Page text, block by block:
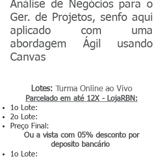
Análise de Negócios para o
Ger. de Projetos, senfo aqui
aplicado com uma
abordagem Ágil usando
Canvas
Lotes: Turma Online ao Vivo
Parcelado em até 12X - LojaRBN:
1o Lote:
2o Lote:
Preço Final:
Ou a vista com 05% desconto por
deposito bancário
1o Lote: